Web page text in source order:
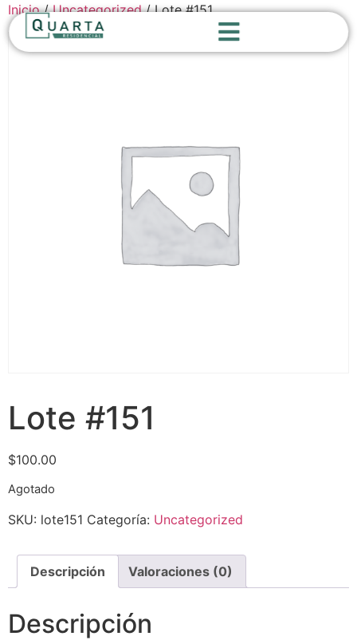
Inicio/Uncategorized/ Lote #151
Lote #151
$100.00
Agotado
SKU: lote151 Categoría: Uncategorized
Descripción Valoraciones (0)
Descripción